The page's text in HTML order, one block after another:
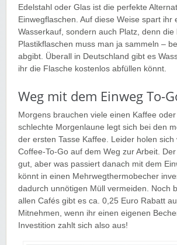
Edelstahl oder Glas ist die perfekte
Einwegflaschen. Auf diese Weise spart ihr
Wasserkauf, sondern auch Platz, denn die
Plastikflaschen muss man ja sammeln –
abgibt. Überall in Deutschland gibt es
ihr die Flasche kostenlos abfüllen könnt.
Weg mit dem Einweg To-
Morgens brauchen viele einen Kaffee oder
schlechte Morgenlaune legt sich bei den
der ersten Tasse Kaffee. Leider holen sich
Coffee-To-Go auf dem Weg zur Arbeit.
gut, aber was passiert danach mit dem
könnt in einen Mehrwegthermobecher
dadurch unnötigen Müll vermeiden. Noch
allen Cafés gibt es ca. 0,25 Euro Rabatt
Mitnehmen, wenn ihr einen eigenen
Investition zahlt sich also aus!